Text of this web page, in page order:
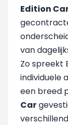
Edition
van
Zo spreekt
individuele
een breed
Car